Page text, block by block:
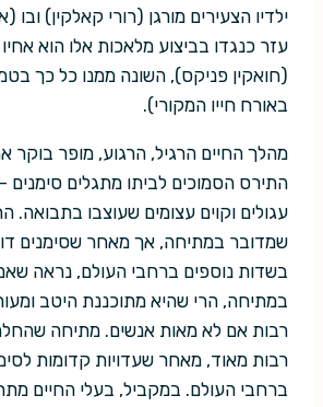
ילדיו הצעירים מורגן (רורי קאלקין) ובו
עזר כנגדו בביצוע מלאכות אלו הוא
(חואקין פניקס), השונה ממנו כל כך
באורח חייו המקורי).
מהלך החיים הרגיל, הרגוע, מופר
התירס הסמוכים לביתו מתגלים סימנים
עגולים וקוים עצומים שעוצבו בתבואה.
שמדובר במתיחה, אך מאחר שסימנים
בשדות נוספים ברחבי העולם, נראה
במתיחה, הרי שהיא מתוכננת היטב
רבות אם לא מאות אנשים. מתיחה
רבות מאוד, מאחר שעדויות קדומות
ברחבי העולם. במקביל, בעלי החיים